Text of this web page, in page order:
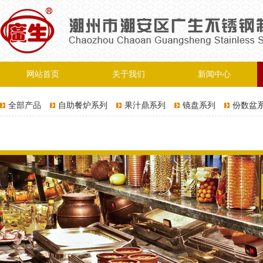
网站首页 关于我们 新闻中心
全部产品 自助餐炉系列 果汁鼎系列 镜盘系列 份数盆